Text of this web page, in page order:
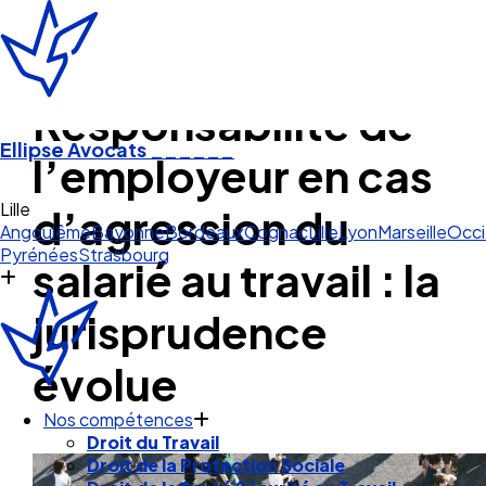
Ellipse Avocats______
Lille
AngoulêmeBayonneBordeauxCognacLilleLyonMarseille
PyrénéesStrasbourg
Nos compétences
Droit du Travail
Droit de la Protection Sociale
Responsabilité de
l’employeur en cas
d’agression du
salarié au travail : la
jurisprudence
évolue